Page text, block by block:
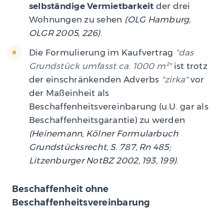
selbständige Vermietbarkeit der drei
Wohnungen zu sehen (OLG Hamburg,
OLGR 2005, 226).
Die Formulierung im Kaufvertrag das
Grundstück umfasst ca. 1000 m² ist trotz
der einschränkenden Adverbs zirka vor
der Maßeinheit als
Beschaffenheitsvereinbarung (u.U. gar als
Beschaffenheitsgarantie) zu werden
(Heinemann, Kölner Formularbuch
Grundstücksrecht, S. 787, Rn 485;
Litzenburger NotBZ 2002, 193, 199).
Beschaffenheit ohne
Beschaffenheitsvereinbarung